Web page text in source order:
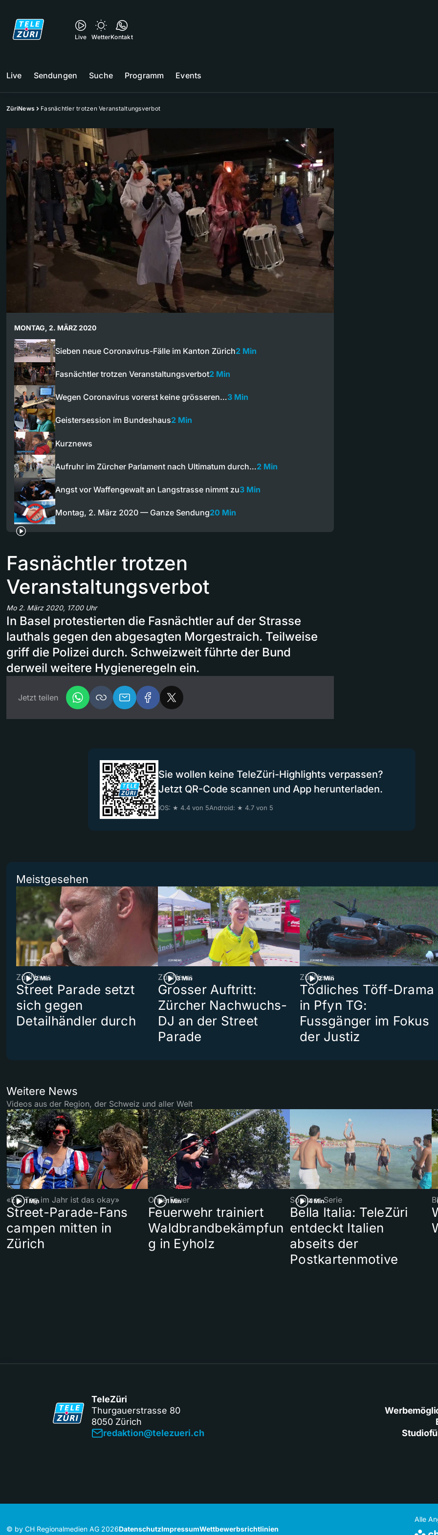
Live WetterKontakt
Live Sendungen Suche Programm Events
ZüriNews Fasnächtler trotzen Veranstaltungsverbot
MONTAG, 2. MÄRZ 2020
Sieben neue Coronavirus-Fälle im Kanton Zürich2 Min
Fasnächtler trotzen Veranstaltungsverbot2 Min
Wegen Coronavirus vorerst keine grösseren…3 Min
Geistersession im Bundeshaus2 Min
Kurznews
Aufruhr im Zürcher Parlament nach Ultimatum durch…2 Min
Angst vor Waffengewalt an Langstrasse nimmt zu3 Min
Montag, 2. März 2020 — Ganze Sendung20 Min
Fasnächtler trotzen
Veranstaltungsverbot
Mo 2. März 2020, 17.00 Uhr
In Basel protestierten die Fasnächtler auf der Strasse
lauthals gegen den abgesagten Morgestraich. Teilweise
griff die Polizei durch. Schweizweit führte der Bund
derweil weitere Hygieneregeln ein.
Jetzt teilen
Sie wollen keine TeleZüri-Highlights verpassen?
Jetzt QR-Code scannen und App herunterladen.
iOS: ★ 4.4 von 5Android: ★ 4.7 von 5
Meistgesehen
2 Min
ZüriNews
Street Parade setzt
sich gegen
Detailhändler durch
3 Min
ZüriNews
Grosser Auftritt:
Zürcher Nachwuchs-
DJ an der Street
Parade
2 Min
ZüriNews
Tödliches Töff-Drama
in Pfyn TG:
Fussgänger im Fokus
der Justiz
Weitere News
Videos aus der Region, der Schweiz und aller Welt
1 Min
«Ein Tag im Jahr ist das okay»
Street-Parade-Fans
campen mitten in
Zürich
1 Min
Ohne Feuer
Feuerwehr trainiert
Waldbrandbekämpfun
g in Eyholz
4 Min
Sommer-Serie
Bella Italia: TeleZüri
entdeckt Italien
abseits der
Postkartenmotive
TeleZüri
Thurgauerstrasse 80
8050 Zürich
redaktion@telezueri.ch
© by CH Regionalmedien AG 2026DatenschutzImpressumWettbewerbsrichtlinien
Alle